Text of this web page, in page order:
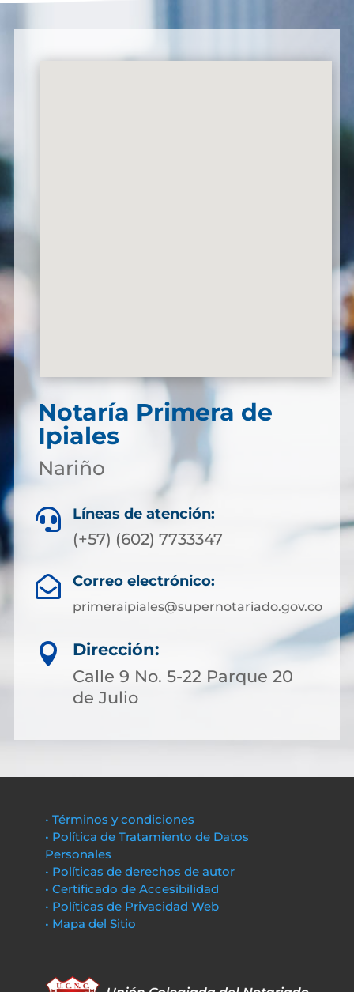
Notaría Primera de
Ipiales
Nariño
 Líneas de atención:
(+57) (602) 7733347
 Correo electrónico:
primeraipiales@supernotariado.gov.co

Dirección:
Calle 9 No. 5-22 Parque 20
de Julio
• Términos y condiciones
• Política de Tratamiento de Datos
Personales
• Políticas de derechos de autor
• Certificado de Accesibilidad
• Políticas de Privacidad Web
• Mapa del Sitio